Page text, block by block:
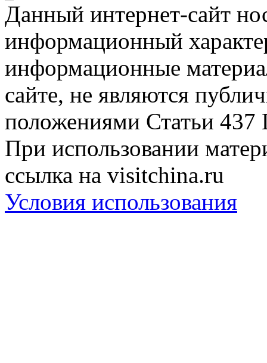
Данный интернет-сайт
информационный
информационные
сайте, не являются
положениями Статьи 437
При использовании
ссылка на visitchina.ru
Условия использования